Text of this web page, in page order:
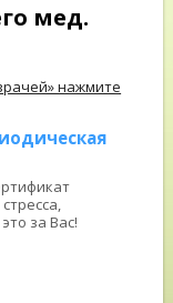
мед.
нажмите
за Вас!